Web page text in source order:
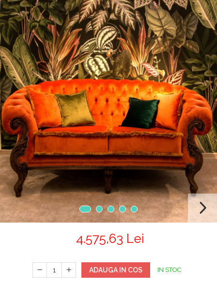
Mobilier Terasa
Scaune terasa
Seturi Terasa
Sezlonguri si Baldachine
Scaune
Scaune Inalte De Bar
4.575,63 Lei
ADAUGA IN COS IN STOC